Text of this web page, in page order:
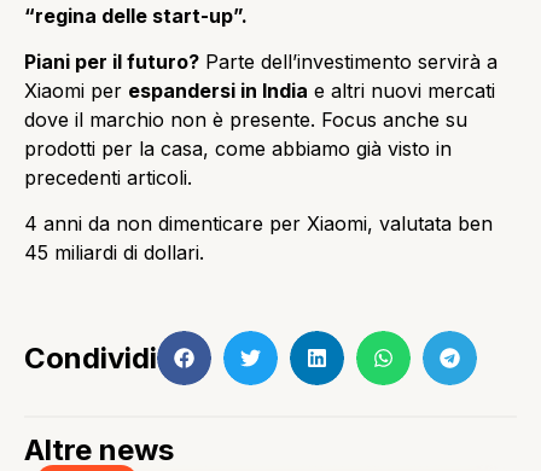
“regina delle start-up”.
Piani per il futuro? Parte dell’investimento servirà a
Xiaomi per espandersi in India e altri nuovi mercati
dove il marchio non è presente. Focus anche su
prodotti per la casa, come abbiamo già visto in
precedenti articoli.
4 anni da non dimenticare per Xiaomi, valutata ben
45 miliardi di dollari.
Condividi
Altre news